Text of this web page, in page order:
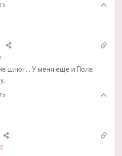
шлют… У меня еще и Пола